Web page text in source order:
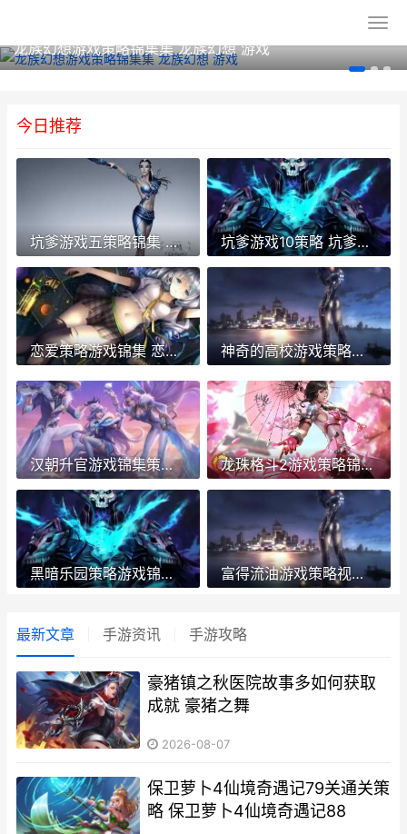
龙族幻想游戏策略锦集集 龙族幻想 游戏
今日推荐
坑爹游戏五策略锦集 坑爹游戏五攻略大全 坑爹游戏10策略 坑爹小游戏
恋爱策略游戏锦集 恋爱游戏攻略指南 神奇的高校游戏策略锦集 神奇高校动漫
汉朝升官游戏锦集策略 汉代升斗 龙珠格斗2游戏策略锦集 龙珠格斗游戏推荐
黑暗乐园策略游戏锦集 黑暗乐园策略游戏 富得流油游戏策略视频锦集 富得流油壁纸
最新文章 手游资讯 手游攻略
豪猪镇之秋医院故事多如何获取
成就 豪猪之舞
2026-08-07
保卫萝卜4仙境奇遇记79关通关策
略 保卫萝卜4仙境奇遇记88